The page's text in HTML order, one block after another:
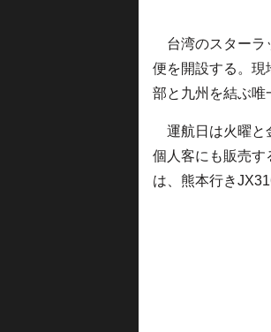
台湾のスターラ
便を開設する。現
部と九州を結ぶ唯
運航日は火曜と
個人客にも販売す
は、熊本行き